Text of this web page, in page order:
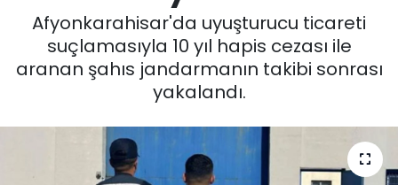
Afyonkarahisar'da uyuşturucu ticareti
suçlamasıyla 10 yıl hapis cezası ile
aranan şahıs jandarmanın takibi sonrası
yakalandı.
SİYASET
EĞİTİM
Tüm Manşetler
Son Dakika Haberleri